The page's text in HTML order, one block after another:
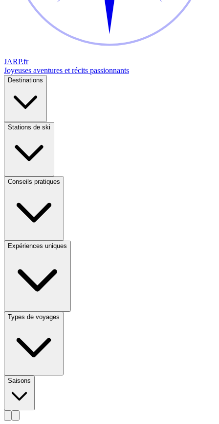
JARP.fr
Joyeuses aventures et récits passionnants
Destinations
Stations de ski
Conseils pratiques
Expériences uniques
Types de voyages
Saisons